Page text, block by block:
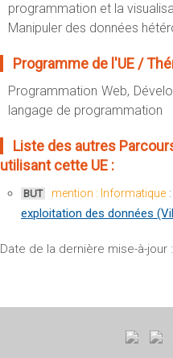
programmation et la
Manipuler des données
Programme de l'UE /
Programmation Web,
langage de programmation
Liste des autres
utilisant cette UE :
BUT mention : Informatique :
exploitation des données
Date de la dernière mise-à-jour